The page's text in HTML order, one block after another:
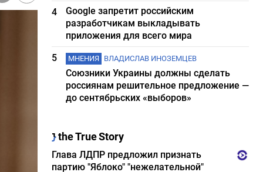
4
Google запретит российским
разработчикам выкладывать
приложения для всего мира
5
МНЕНИЯ ВЛАДИСЛАВ ИНОЗЕМЦЕВ
Союзники Украины должны сделать
россиянам решительное предложение —
до сентябрьских «выборов»